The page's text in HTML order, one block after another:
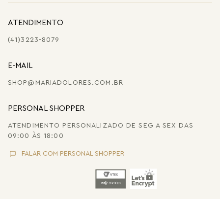
ATENDIMENTO
(41)3223-8079
E-MAIL
SHOP@MARIADOLORES.COM.BR
PERSONAL SHOPPER
ATENDIMENTO PERSONALIZADO DE SEG A SEX DAS
09:00 ÀS 18:00
FALAR COM PERSONAL SHOPPER